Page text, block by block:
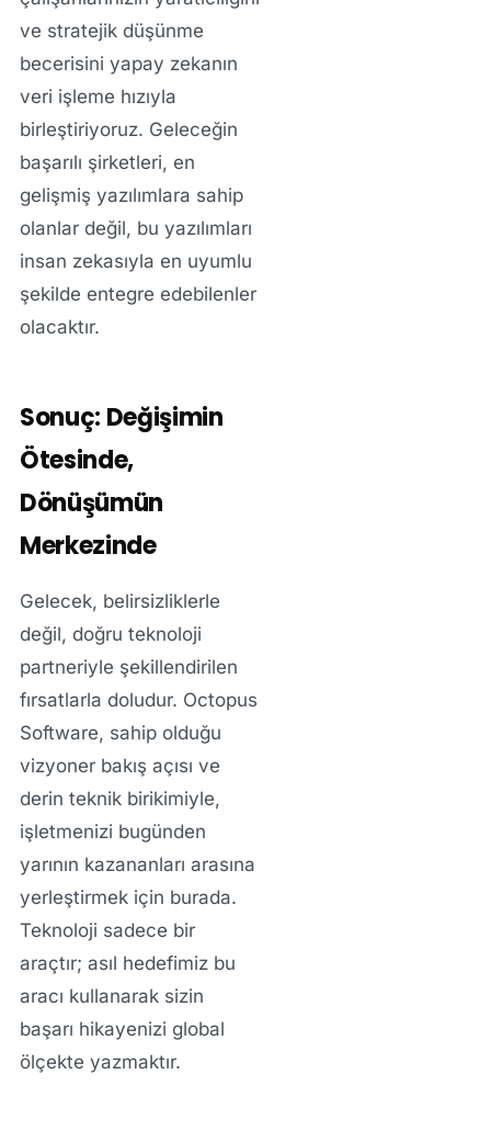
ve stratejik düşünme
becerisini yapay zekanın
veri işleme hızıyla
birleştiriyoruz. Geleceğin
başarılı şirketleri, en
gelişmiş yazılımlara sahip
olanlar değil, bu yazılımları
insan zekasıyla en uyumlu
şekilde entegre edebilenler
olacaktır.
Sonuç: Değişimin
Ötesinde,
Dönüşümün
Merkezinde
Gelecek, belirsizliklerle
değil, doğru teknoloji
partneriyle şekillendirilen
fırsatlarla doludur. Octopus
Software, sahip olduğu
vizyoner bakış açısı ve
derin teknik birikimiyle,
işletmenizi bugünden
yarının kazananları arasına
yerleştirmek için burada.
Teknoloji sadece bir
araçtır; asıl hedefimiz bu
aracı kullanarak sizin
başarı hikayenizi global
ölçekte yazmaktır.